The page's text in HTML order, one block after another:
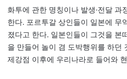
화투에 관한 명칭이나 발생·전달 과
한다. 포르투갈 상인들이 일본에 무
졌다고 한다. 일본인들이 그것을 본
을 만들어 놀이 겸 도박행위를 하던
제강점 이후에 우리나라로 들어와